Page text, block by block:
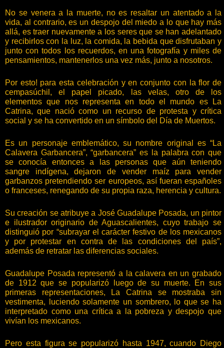
No se venera a la muerte, no es resaltar un atentado a la
vida, al contrario, es un despojo del miedo a lo que hay más
allá, es traer nuevamente a los seres que se han adelantado
y recibirlos con la luz, la comida, la bebida que disfrutaban y
junto con todos los recuerdos, en una fotografía y miles de
pensamientos, mantenerlos una vez más, junto a nosotros.
Por esto! para esta celebración y en conjunto con la flor de
cempasúchil, el papel picado, las velas, otro de los
elementos que nos representa en todo el mundo es La
Catrina, que nació como un recurso de protesta y crítica
social y se ha convertido en un símbolo del Día de Muertos.
Es un personaje emblemático, su nombre original es “La
Calavera Garbancera”, “garbancera” es la palabra con que
se conocía entonces a las personas que aún teniendo
sangre indígena, dejaron de vender maíz para vender
garbanzos pretendiendo ser europeos, así fueran españoles
o franceses, renegando de su propia raza, herencia y cultura.
Su creación se atribuye a José Guadalupe Posada, un pintor
e ilustrador originario de Aguascalientes, cuyo trabajo se
distinguió por “subrayar el carácter festivo de los mexicanos
y por protestar en contra de las condiciones del país”,
además de retratar las diferencias sociales.
Guadalupe Posada representó a la calavera en un grabado
de 1912 que se popularizó luego de su muerte. En sus
primeras representaciones, La Catrina se mostraba sin
vestimenta, luciendo solamente un sombrero, lo que se ha
interpretado como una crítica a la pobreza y despojo que
vivían los mexicanos.
Pero esta figura se popularizó hasta 1947, cuando Diego